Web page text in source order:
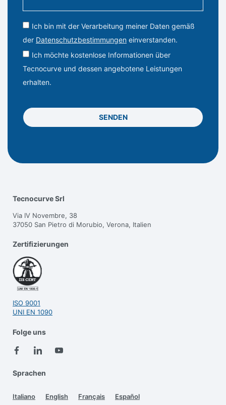
Ich bin mit der Verarbeitung meiner Daten gemäß
der Datenschutzbestimmungen einverstanden.
Ich möchte kostenlose Informationen über
Tecnocurve und dessen angebotene Leistungen
erhalten.
SENDEN
Tecnocurve Srl
Via IV Novembre, 38
37050 San Pietro di Morubio, Verona, Italien
Zertifizierungen
ISO 9001
UNI EN 1090
Folge uns
Sprachen
Italiano English Français Español